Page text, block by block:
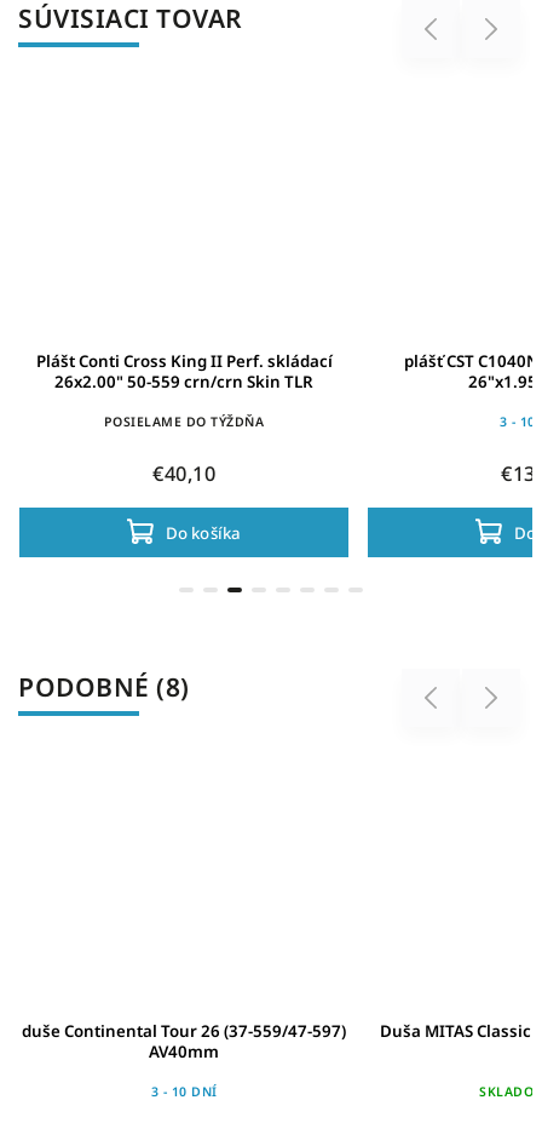
SÚVISIACI TOVAR Previous
Plášt Conti Cross King II Perf. skládací
26x2.00" 50-559 crn/crn Skin TLR
POSIELAME DO TÝŽDŇA
€40,10
Do košíka
plášť CST
3 - 10
Do
Next
PODOBNÉ (8) Previous
duše Continental Tour 26 (37-559/47-597)
AV40mm
3 - 10 DNÍ
Duša MITAS Classic
Next